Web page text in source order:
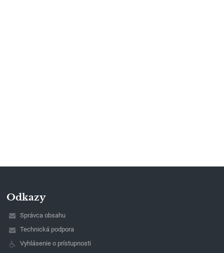
Odkazy
Správca obsahu
Technická podpora
Vyhlásenie o prístupnosti